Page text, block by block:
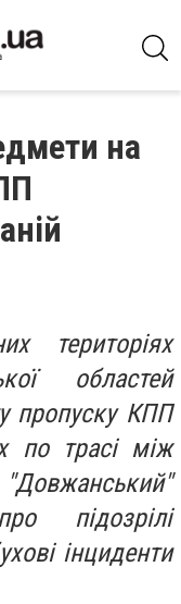
на
територіях
областей
пропуску КПП
по трасі між
підозрілі
інциденти